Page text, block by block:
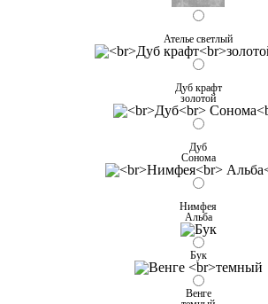
Ателье светлый
Дуб крафт
золотой
Дуб
Сонома
Нимфея
Альба
Бук
Венге